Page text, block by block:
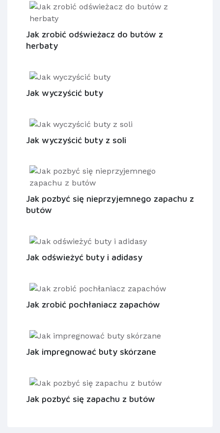
Jak zrobić odświeżacz do butów z
herbaty
Jak wyczyścić buty
Jak wyczyścić buty z soli
Jak pozbyć się nieprzyjemnego zapachu z
butów
Jak odświeżyć buty i adidasy
Jak zrobić pochłaniacz zapachów
Jak impregnować buty skórzane
Jak pozbyć się zapachu z butów